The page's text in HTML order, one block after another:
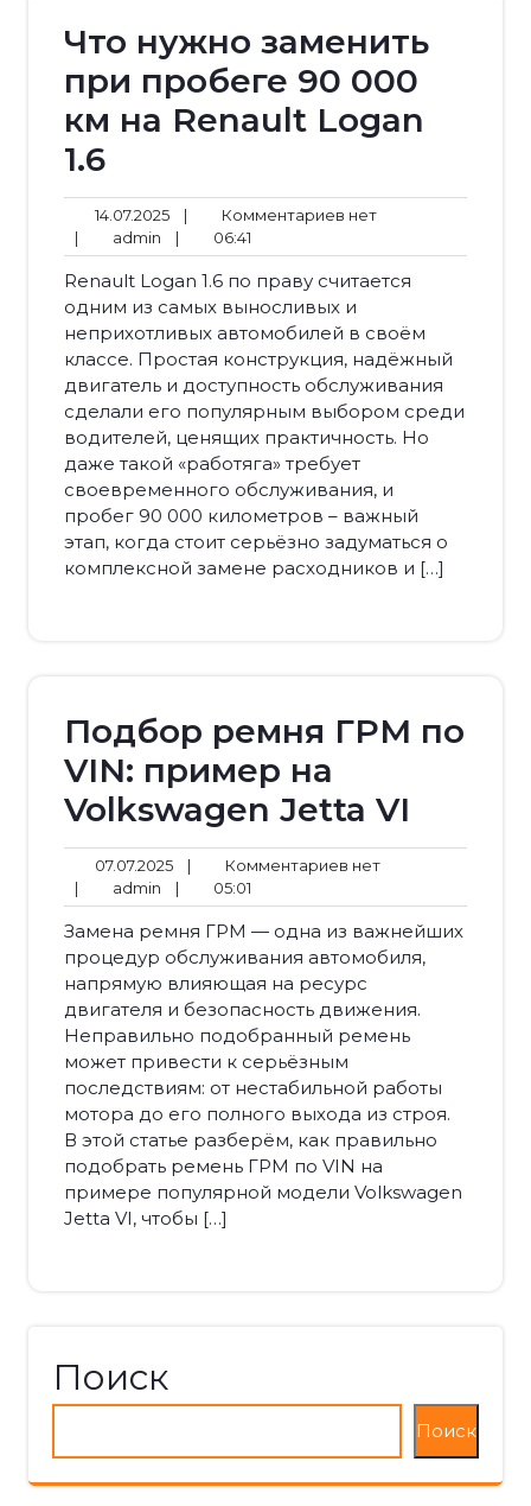
Что нужно заменить
при пробеге 90 000
км на Renault Logan
1.6
14.07.202514.07.2025
| Комментариев нетКомментариев
| admin admin
| 06:41
Renault Logan 1.6 по праву считается
одним из самых выносливых и
неприхотливых автомобилей в своём
классе. Простая конструкция, надёжный
двигатель и доступность обслуживания
сделали его популярным выбором среди
водителей, ценящих практичность. Но
даже такой «работяга» требует
своевременного обслуживания, и
пробег 90 000 километров – важный
этап, когда стоит серьёзно задуматься о
комплексной замене расходников и […]
Подбор ремня ГРМ по
VIN: пример на
Volkswagen Jetta VI
07.07.202507.07.2025
| Комментариев нетКомментариев
| admin admin
| 05:01
Замена ремня ГРМ — одна из важнейших
процедур обслуживания автомобиля,
напрямую влияющая на ресурс
двигателя и безопасность движения.
Неправильно подобранный ремень
может привести к серьёзным
последствиям: от нестабильной работы
мотора до его полного выхода из строя.
В этой статье разберём, как правильно
подобрать ремень ГРМ по VIN на
примере популярной модели Volkswagen
Jetta VI, чтобы […]
Поиск
Поиск